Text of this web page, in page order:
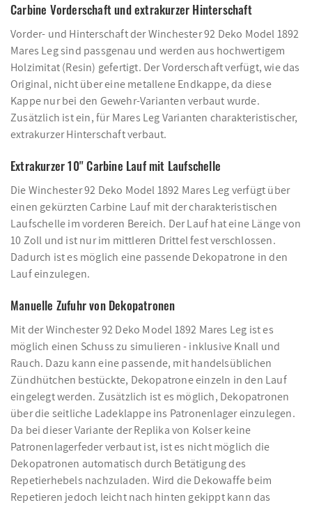
Carbine Vorderschaft und extrakurzer Hinterschaft
Vorder- und Hinterschaft der Winchester 92 Deko Model 1892
Mares Leg sind passgenau und werden aus hochwertigem
Holzimitat (Resin) gefertigt. Der Vorderschaft verfügt, wie das
Original, nicht über eine metallene Endkappe, da diese
Kappe nur bei den Gewehr-Varianten verbaut wurde.
Zusätzlich ist ein, für Mares Leg Varianten charakteristischer,
extrakurzer Hinterschaft verbaut.
Extrakurzer 10'' Carbine Lauf mit Laufschelle
Die Winchester 92 Deko Model 1892 Mares Leg verfügt über
einen gekürzten Carbine Lauf mit der charakteristischen
Laufschelle im vorderen Bereich. Der Lauf hat eine Länge von
10 Zoll und ist nur im mittleren Drittel fest verschlossen.
Dadurch ist es möglich eine passende Dekopatrone in den
Lauf einzulegen.
Manuelle Zufuhr von Dekopatronen
Mit der Winchester 92 Deko Model 1892 Mares Leg ist es
möglich einen Schuss zu simulieren - inklusive Knall und
Rauch. Dazu kann eine passende, mit handelsüblichen
Zündhütchen bestückte, Dekopatrone einzeln in den Lauf
eingelegt werden. Zusätzlich ist es möglich, Dekopatronen
über die seitliche Ladeklappe ins Patronenlager einzulegen.
Da bei dieser Variante der Replika von Kolser keine
Patronenlagerfeder verbaut ist, ist es nicht möglich die
Dekopatronen automatisch durch Betätigung des
Repetierhebels nachzuladen. Wird die Dekowaffe beim
Repetieren jedoch leicht nach hinten gekippt kann das